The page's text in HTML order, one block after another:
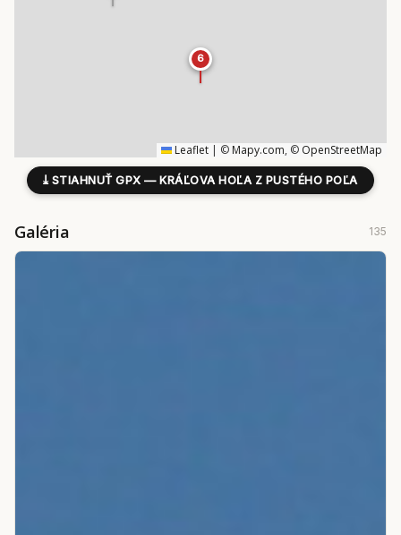
6
Leaflet | © Mapy.com, © OpenStreetMap
⤓ STIAHNUŤ GPX — KRÁĽOVA HOĽA Z PUSTÉHO POĽA
Galéria 135